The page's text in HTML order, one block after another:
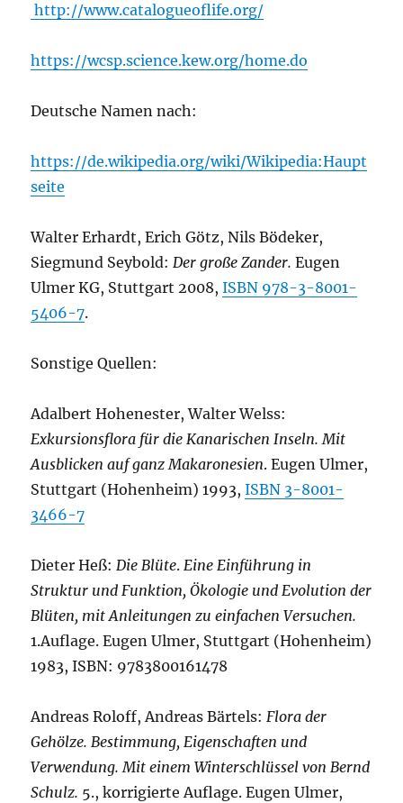
http://www.catalogueoflife.org/
https://wcsp.science.kew.org/home.do
Deutsche Namen nach:
https://de.wikipedia.org/wiki/Wikipedia:Haupt
seite
Walter Erhardt, Erich Götz, Nils Bödeker,
Siegmund Seybold:Der große Zander. Eugen
Ulmer KG, Stuttgart 2008,ISBN 978-3-8001-
5406-7.
Sonstige Quellen:
Adalbert Hohenester, Walter Welss:
Exkursionsflora für die Kanarischen Inseln. Mit
Ausblicken auf ganz Makaronesien. Eugen Ulmer,
Stuttgart (Hohenheim) 1993,ISBN 3-8001-
3466-7
Dieter Heß:Die Blüte. Eine Einführung in
Struktur und Funktion, Ökologie und Evolution der
Blüten, mit Anleitungen zu einfachen Versuchen.
1.Auflage. Eugen Ulmer, Stuttgart (Hohenheim)
1983, ISBN: 9783800161478
Andreas Roloff, Andreas Bärtels:Flora der
Gehölze. Bestimmung, Eigenschaften und
Verwendung. Mit einem Winterschlüssel von Bernd
Schulz. 5., korrigierte Auflage. Eugen Ulmer,